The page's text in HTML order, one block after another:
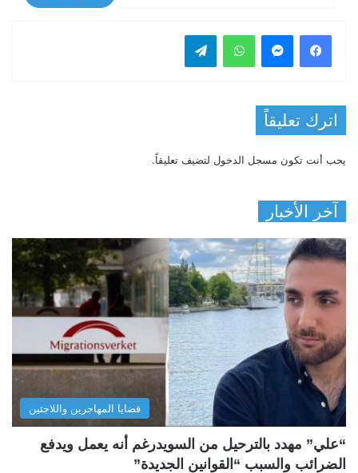
فيسبوك واتساب
اترك تعليقاً
يجب أنت تكون مسجل الدخول لتضيف تعليقاً.
آخر الأخبار
قضايا المهاجرين واللاجئين
“علي” مهدد بالترحيل من السويدرغم أنه يعمل ويدفع
الضرائب والسبب “القوانين الجديدة”